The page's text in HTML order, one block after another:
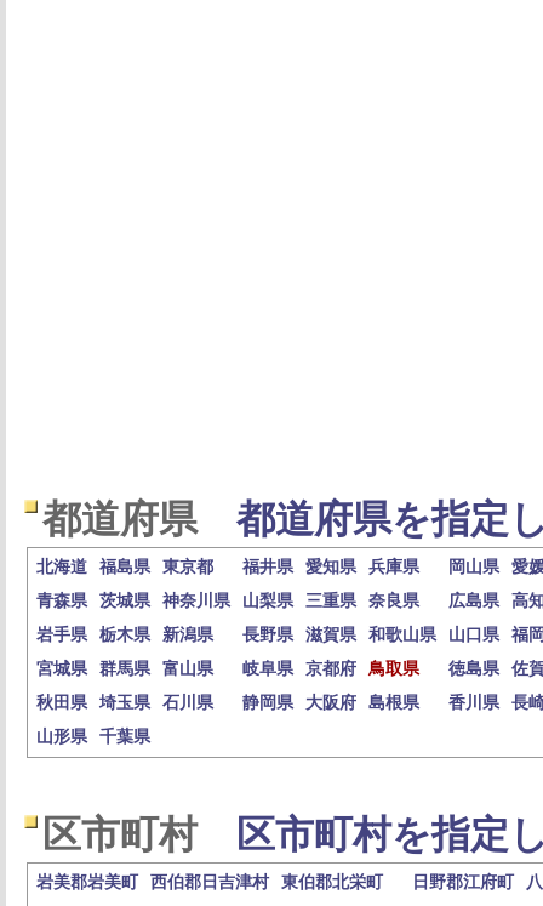
都道府県 都道府県を指定
北海道 福島県 東京都 福井県 愛知県 兵庫県 岡山県
愛
青森県
茨城県 神奈川県 山梨県 三重県 奈良県 広島県
高
岩手県
栃木県 新潟県 長野県 滋賀県 和歌山県 山口県
福
宮城県
群馬県 富山県 岐阜県 京都府 鳥取県 徳島県
佐
秋田県
埼玉県 石川県 静岡県 大阪府 島根県 香川県
長
山形県
千葉県
区市町村 区市町村を指定
岩美郡岩美町 西伯郡日吉津村 東伯郡北栄町 日野郡江府町